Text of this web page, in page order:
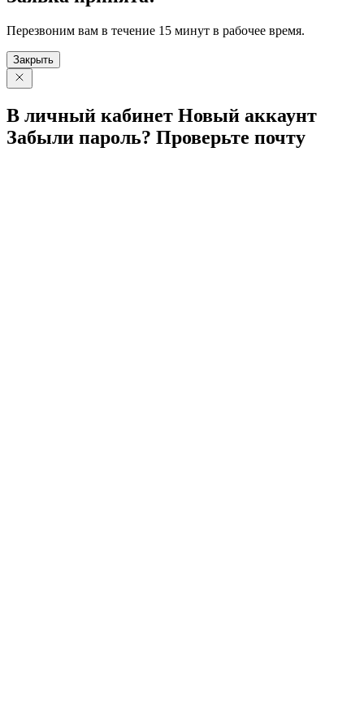
Перезвоним вам в течение 15 минут в рабочее время.
Закрыть
В личный кабинет Новый аккаунт
Забыли пароль? Проверьте почту